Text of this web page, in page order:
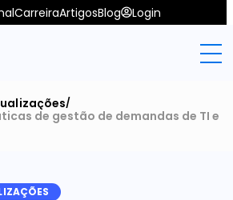
CarreiraArtigosBlog Login
/
de gestão de demandas de TI e